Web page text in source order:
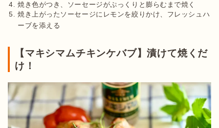
焼き色がつき、ソーセージがぷっくりと膨らむまで焼く
焼き上がったソーセージにレモンを絞りかけ、フレッシュハ
ーブを添える
【マキシマムチキンケバブ】漬けて焼くだ
け！